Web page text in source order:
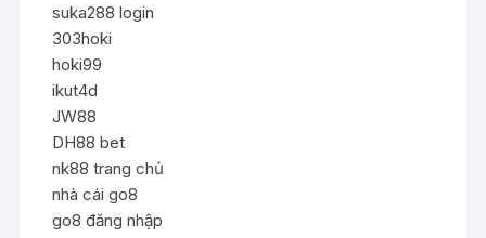
suka288 login
303hoki
hoki99
ikut4d
JW88
DH88 bet
nk88 trang chủ
nhà cái go8
go8 đăng nhập